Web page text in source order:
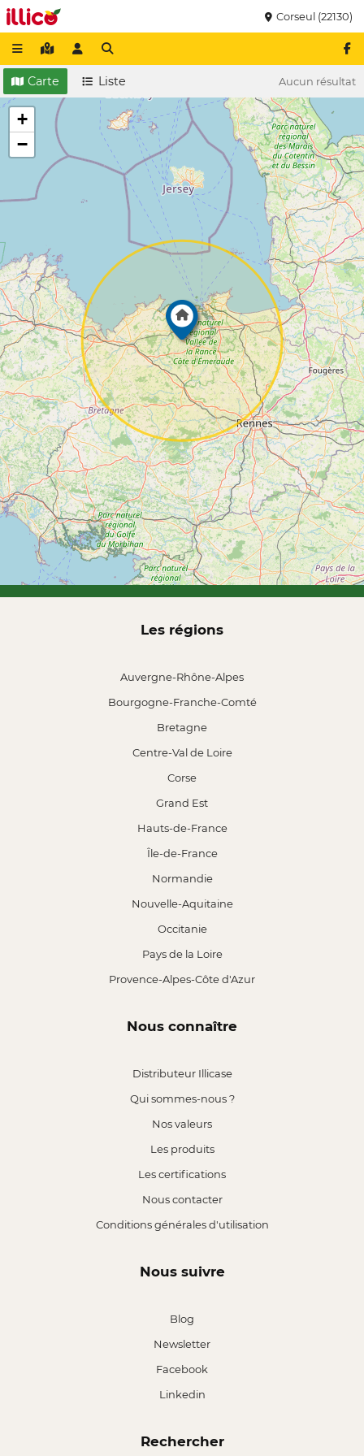
Corseul (22130)
Aucun résultat
Carte Liste
+
−
Les régions
Auvergne-Rhône-Alpes
Bourgogne-Franche-Comté
Bretagne
Centre-Val de Loire
Corse
Grand Est
Hauts-de-France
Île-de-France
Normandie
Nouvelle-Aquitaine
Occitanie
Pays de la Loire
Provence-Alpes-Côte d'Azur
Nous connaître
Distributeur Illicase
Qui sommes-nous ?
Nos valeurs
Les produits
Les certifications
Nous contacter
Conditions générales d'utilisation
Nous suivre
Blog
Newsletter
Facebook
Linkedin
Rechercher